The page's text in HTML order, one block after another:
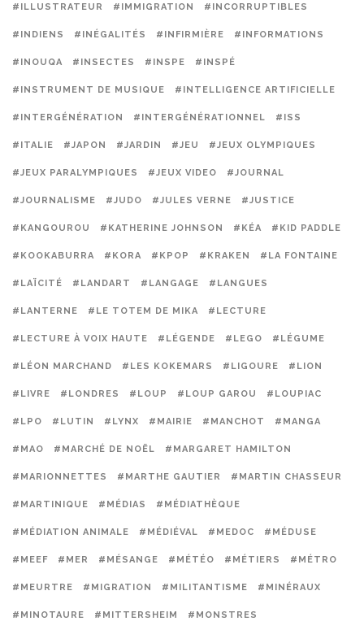
#ILLUSTRATEUR #IMMIGRATION #INCORRUPTIBLES
#INDIENS #INÉGALITÉS #INFIRMIÈRE #INFORMATIONS
#INOUQA #INSECTES #INSPE #INSPÉ
#INSTRUMENT DE MUSIQUE #INTELLIGENCE ARTIFICIELLE
#INTERGÉNÉRATION #INTERGÉNÉRATIONNEL #ISS
#ITALIE #JAPON #JARDIN #JEU #JEUX OLYMPIQUES
#JEUX PARALYMPIQUES #JEUX VIDEO #JOURNAL
#JOURNALISME #JUDO #JULES VERNE #JUSTICE
#KANGOUROU #KATHERINE JOHNSON #KÉA #KID PADDLE
#KOOKABURRA #KORA #KPOP #KRAKEN #LA FONTAINE
#LAÏCITÉ #LANDART #LANGAGE #LANGUES
#LANTERNE #LE TOTEM DE MIKA #LECTURE
#LECTURE À VOIX HAUTE #LÉGENDE #LEGO #LÉGUME
#LÉON MARCHAND #LES KOKEMARS #LIGOURE #LION
#LIVRE #LONDRES #LOUP #LOUP GAROU #LOUPIAC
#LPO #LUTIN #LYNX #MAIRIE #MANCHOT #MANGA
#MAO #MARCHÉ DE NOËL #MARGARET HAMILTON
#MARIONNETTES #MARTHE GAUTIER #MARTIN CHASSEUR
#MARTINIQUE #MÉDIAS #MÉDIATHÈQUE
#MÉDIATION ANIMALE #MÉDIÉVAL #MEDOC #MÉDUSE
#MEEF #MER #MÉSANGE #MÉTÉO #MÉTIERS #MÉTRO
#MEURTRE #MIGRATION #MILITANTISME #MINÉRAUX
#MINOTAURE #MITTERSHEIM #MONSTRES